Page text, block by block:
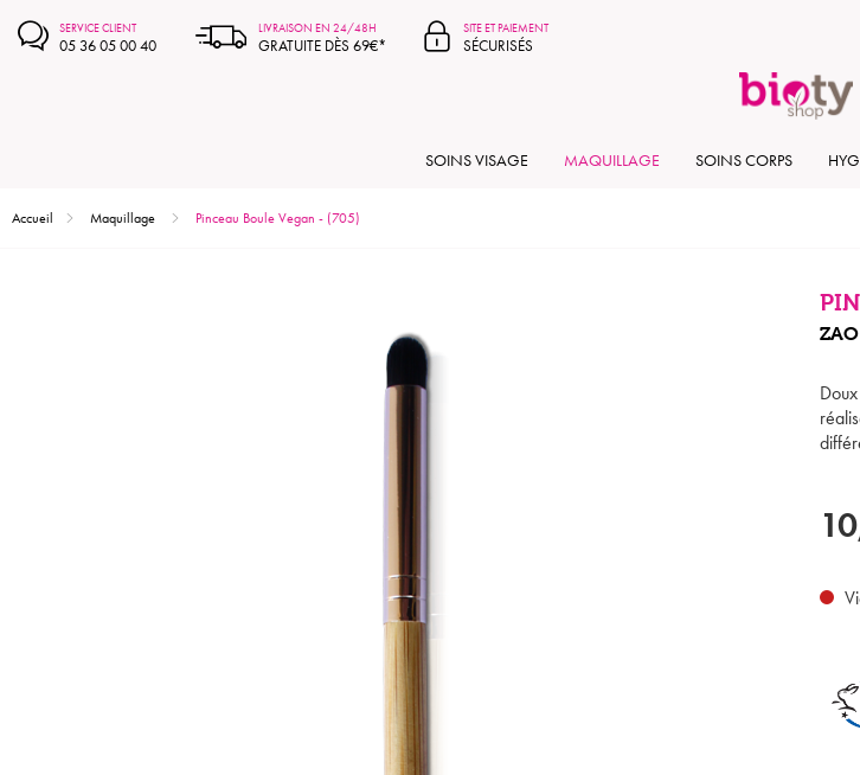
SERVICE CLIENT
05 36 05 00 40
LIVRAISON EN 24/48H
GRATUITE DÈS 69€*
SITE ET PAIEMENT
SÉCURISÉS
SOINS VISAGE MAQUILLAGE SOINS CORPS
Accueil Maquillage Pinceau Boule Vegan - (705)
ZAO